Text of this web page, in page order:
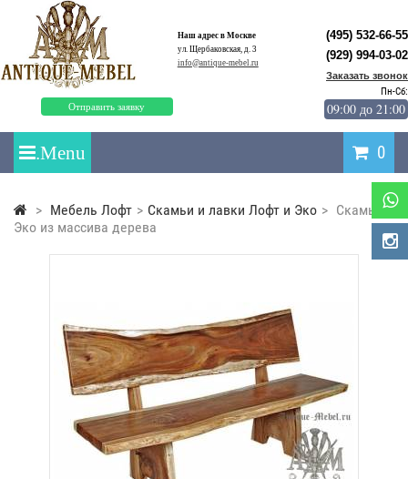
Наш адрес в Москве
ул. Щербаковская, д. 3
info@antique-mebel.ru
Отправить заявку
(495) 532-66-55
(929) 994-03-02
Заказать звонок
Пн-Сб:
09:00 до 21:00
0
> Мебель Лофт > Скамьи и лавки Лофт и Эко > Скамья
Эко из массива дерева